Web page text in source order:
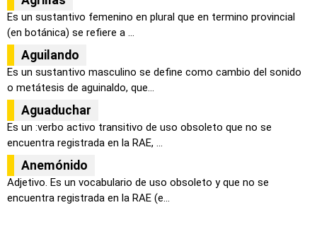
Es un sustantivo femenino en plural que en termino provincial
(en botánica) se refiere a ...
Aguilando
Es un sustantivo masculino se define como cambio del sonido
o metátesis de aguinaldo, que...
Aguaduchar
Es un :verbo activo transitivo de uso obsoleto que no se
encuentra registrada en la RAE, ...
Anemónido
Adjetivo. Es un vocabulario de uso obsoleto y que no se
encuentra registrada en la RAE (e...